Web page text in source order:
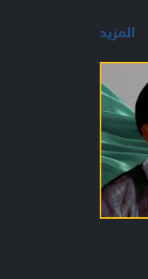
في
الكثير
بسيطا
المزيد